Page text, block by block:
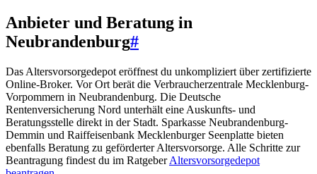
Anbieter und Beratung in
Neubrandenburg#
Das Altersvorsorgedepot eröffnest du unkompliziert über zertifizierte
Online-Broker. Vor Ort berät die Verbraucherzentrale Mecklenburg-
Vorpommern in Neubrandenburg. Die Deutsche
Rentenversicherung Nord unterhält eine Auskunfts- und
Beratungsstelle direkt in der Stadt. Sparkasse Neubrandenburg-
Demmin und Raiffeisenbank Mecklenburger Seenplatte bieten
ebenfalls Beratung zu geförderter Altersvorsorge. Alle Schritte zur
Beantragung findest du im RatgeberAltersvorsorgedepot